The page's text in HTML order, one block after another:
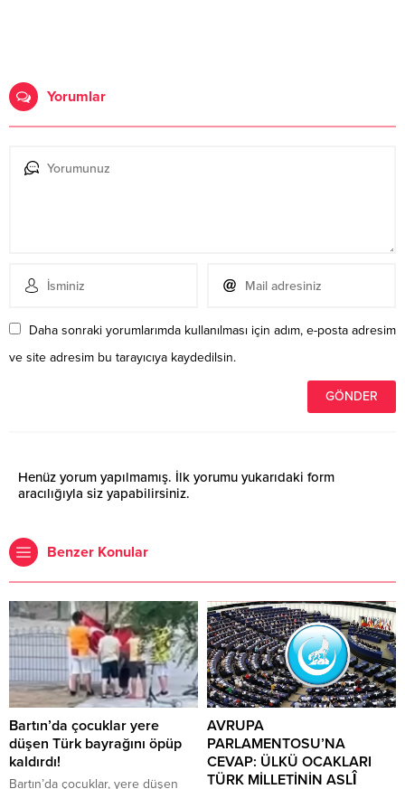
Yorumlar
Daha sonraki yorumlarımda kullanılması için adım, e-posta adresim
ve site adresim bu tarayıcıya kaydedilsin.
Henüz yorum yapılmamış. İlk yorumu yukarıdaki form
aracılığıyla siz yapabilirsiniz.
Benzer Konular
Bartın’da çocuklar yere
düşen Türk bayrağını öpüp
kaldırdı!
Bartın’da çocuklar, yere düşen
AVRUPA
PARLAMENTOSU’NA
CEVAP: ÜLKÜ OCAKLARI
TÜRK MİLLETİNİN ASLÎ